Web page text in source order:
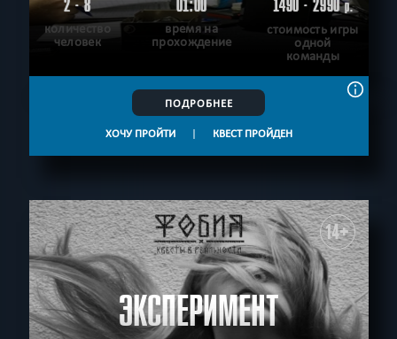
2 - 8
количество
человек
01:00
время на
прохождение
1490 - 2990р.
стоимость игры
одной
команды
ПОДРОБНЕЕ
ХОЧУ ПРОЙТИ | КВЕСТ ПРОЙДЕН
14+
ЭКСПЕРИМЕНТ